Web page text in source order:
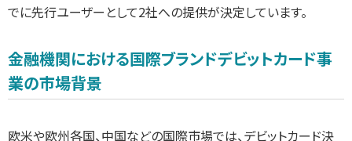
でに先行ユーザーとして2社への提供が決定しています。
金融機関における国際ブランドデビットカード事
業の市場背景
欧米や欧州各国、中国などの国際市場では、デビットカード決